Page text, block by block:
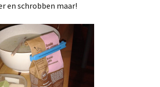
en schrobben maar!